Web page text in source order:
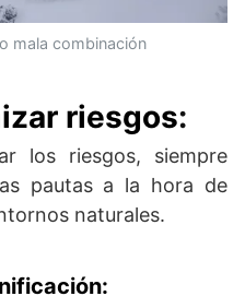
mala combinación
riesgos:
los riesgos, siempre
pautas a la hora de
naturales.